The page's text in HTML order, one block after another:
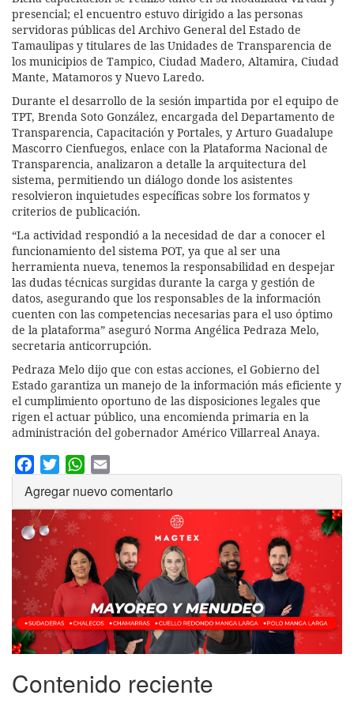
presencial; el encuentro estuvo dirigido a las personas
servidoras públicas del Archivo General del Estado de
Tamaulipas y titulares de las Unidades de Transparencia de
los municipios de Tampico, Ciudad Madero, Altamira, Ciudad
Mante, Matamoros y Nuevo Laredo.
Durante el desarrollo de la sesión impartida por el equipo de
TPT, Brenda Soto González, encargada del Departamento de
Transparencia, Capacitación y Portales, y Arturo Guadalupe
Mascorro Cienfuegos, enlace con la Plataforma Nacional de
Transparencia, analizaron a detalle la arquitectura del
sistema, permitiendo un diálogo donde los asistentes
resolvieron inquietudes específicas sobre los formatos y
criterios de publicación.
“La actividad respondió a la necesidad de dar a conocer el
funcionamiento del sistema POT, ya que al ser una
herramienta nueva, tenemos la responsabilidad en despejar
las dudas técnicas surgidas durante la carga y gestión de
datos, asegurando que los responsables de la información
cuenten con las competencias necesarias para el uso óptimo
de la plataforma” aseguró Norma Angélica Pedraza Melo,
secretaria anticorrupción.
Pedraza Melo dijo que con estas acciones, el Gobierno del
Estado garantiza un manejo de la información más eficiente y
el cumplimiento oportuno de las disposiciones legales que
rigen el actuar público, una encomienda primaria en la
administración del gobernador Américo Villarreal Anaya.
Facebook
TwitterWhatsApp
Agregar nuevo comentario
Contenido reciente